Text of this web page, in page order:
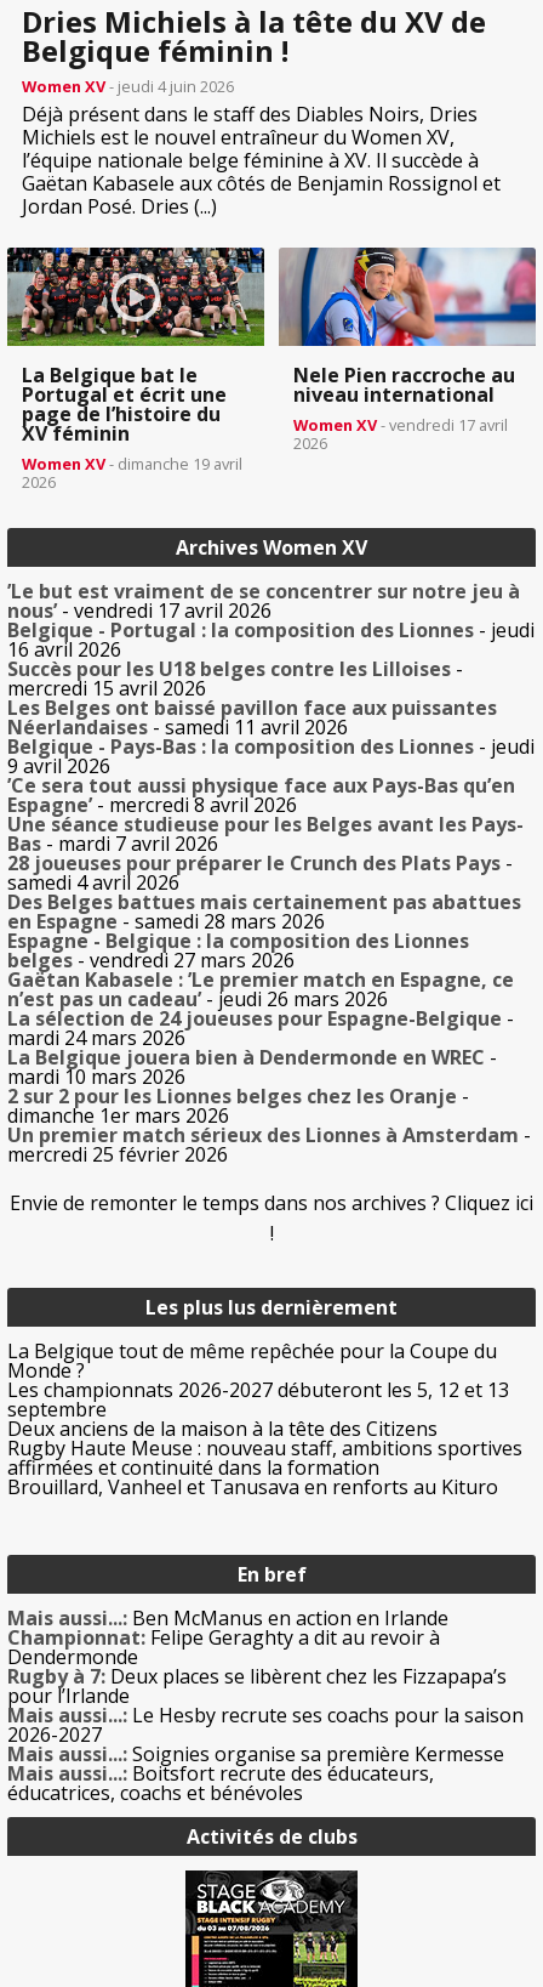
Dries Michiels à la tête du XV de
Belgique féminin !
Women XV- jeudi 4 juin 2026
Déjà présent dans le staff des Diables Noirs, Dries
Michiels est le nouvel entraîneur du Women XV,
l’équipe nationale belge féminine à XV. Il succède à
Gaëtan Kabasele aux côtés de Benjamin Rossignol et
Jordan Posé. Dries (...)
La Belgique bat le
Portugal et écrit une
page de l’histoire du
XV féminin
Women XV- dimanche 19 avril
2026
Nele Pien raccroche au
niveau international
Women XV- vendredi 17 avril
2026
Les plus lus dernièrement
La Belgique tout de même repêchée pour la Coupe du
Monde ?
Les championnats 2026-2027 débuteront les 5, 12 et 13
septembre
Deux anciens de la maison à la tête des Citizens
Rugby Haute Meuse : nouveau staff, ambitions sportives
affirmées et continuité dans la formation
Brouillard, Vanheel et Tanusava en renforts au Kituro
Archives Women XV
’Le but est vraiment de se concentrer sur notre jeu à
nous’- vendredi 17 avril 2026
Belgique - Portugal : la composition des Lionnes - jeudi
16 avril 2026
Succès pour les U18 belges contre les Lilloises -
mercredi 15 avril 2026
Les Belges ont baissé pavillon face aux puissantes
Néerlandaises - samedi 11 avril 2026
Belgique - Pays-Bas : la composition des Lionnes - jeudi
9 avril 2026
’Ce sera tout aussi physique face aux Pays-Bas qu’en
Espagne’- mercredi 8 avril 2026
Une séance studieuse pour les Belges avant les Pays-
Bas - mardi 7 avril 2026
28 joueuses pour préparer le Crunch des Plats Pays -
samedi 4 avril 2026
Des Belges battues mais certainement pas abattues
en Espagne - samedi 28 mars 2026
Espagne - Belgique : la composition des Lionnes
belges - vendredi 27 mars 2026
Gaëtan Kabasele : ’Le premier match en Espagne, ce
n’est pas un cadeau’- jeudi 26 mars 2026
La sélection de 24 joueuses pour Espagne-Belgique -
mardi 24 mars 2026
La Belgique jouera bien à Dendermonde en WREC -
mardi 10 mars 2026
2 sur 2 pour les Lionnes belges chez les Oranje -
dimanche 1er mars 2026
Un premier match sérieux des Lionnes à Amsterdam -
mercredi 25 février 2026
Envie de remonter le temps dans nos archives ? Cliquez ici
!
En bref
Mais aussi...: Ben McManus en action en Irlande
Championnat: Felipe Geraghty a dit au revoir à
Dendermonde
Rugby à 7: Deux places se libèrent chez les Fizzapapa’s
pour l’Irlande
Mais aussi...: Le Hesby recrute ses coachs pour la saison
2026-2027
Mais aussi...:Soignies organise sa première Kermesse
Mais aussi...: Boitsfort recrute des éducateurs,
éducatrices, coachs et bénévoles
Activités de clubs